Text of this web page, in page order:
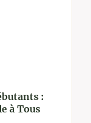
:
à Tous